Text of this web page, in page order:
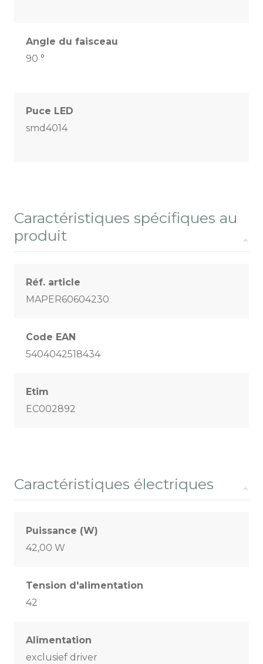
Angle du faisceau
90 °
Puce LED
smd4014
Caractéristiques spécifiques au
produit
Réf. article
MAPER60604230
Code EAN
5404042518434
Etim
EC002892
Caractéristiques électriques
Puissance (W)
42,00 W
Tension d'alimentation
42
Alimentation
exclusief driver